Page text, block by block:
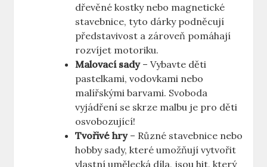
dřevěné kostky⁤ nebo magnetické
stavebnice, tyto dárky podněcují
představivost a zároveň pomáhají
rozvíjet motoriku.
Malovací sady–⁢ Vybavte děti
pastelkami, vodovkami​ nebo
malířskými barvami. Svoboda
vyjádření se skrze malbu je pro děti
osvobozující!
Tvořivé hry‌– Různé stavebnice⁢ nebo
hobby sady, které‌ umožňují vytvořit
vlastní umělecká díla, jsou hit, který